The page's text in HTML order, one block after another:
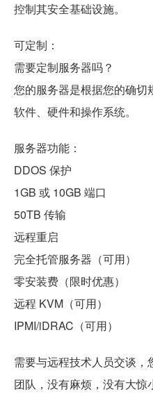
控制其安全基础设施。
可定制：
需要定制服务器吗？
您的服务器是根据您的确
软件、硬件和操作系统。
服务器功能：
DDOS 保护
1GB 或 10GB 端口
50TB 传输
远程重启
完全托管服务器（可用）
零安装费（限时优惠）
远程 KVM（可用）
IPMI/iDRAC（可用）
需要与远程技术人员交谈
团队，没有麻烦，没有大